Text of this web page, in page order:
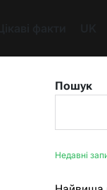
Пошук
Недавні